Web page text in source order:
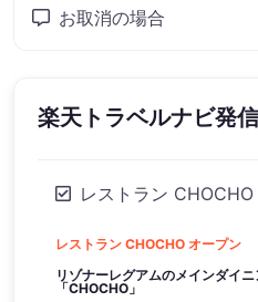
お取消の場合
楽天トラベルナビ発
レストラン
レストラン CHOCHO オープン
リゾナーレグアムのメインダイ
「CHOCHO」